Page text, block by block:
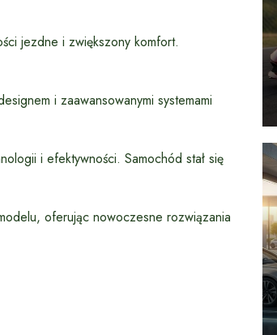
jezdne i zwiększony komfort.
i zaawansowanymi systemami
i efektywności. Samochód stał się
oferując nowoczesne rozwiązania